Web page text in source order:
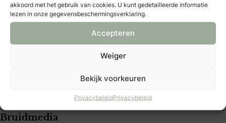
akkoord met het gebruik van cookies. U kunt gedetailleerde informatie
lezen in onze gegevensbeschermingsverklaring.
Accepteren
Weiger
Bekijk voorkeuren
PrivacybeleidPrivacybeleid
Al 40 jaar dé plek voor bruidsparen die hun trouwdag
persoonlijk willen maken. Vind inspiratie, tips en
betrouwbare trouwexperts op één platform. Word B&B
Club-member en ontdek exclusieve voordelen, kortingen
Bruidmedia